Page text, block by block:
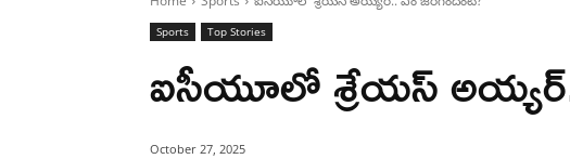
Sports Top Stories
ఐసీయూలో శ్రేయస్
October 27, 2025